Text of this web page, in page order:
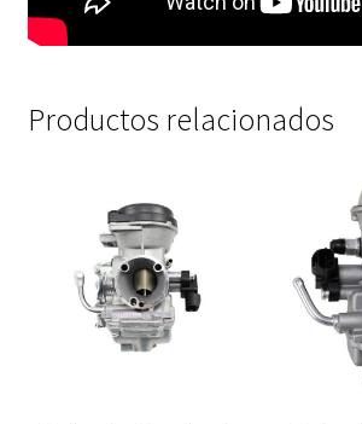
Productos relacionados